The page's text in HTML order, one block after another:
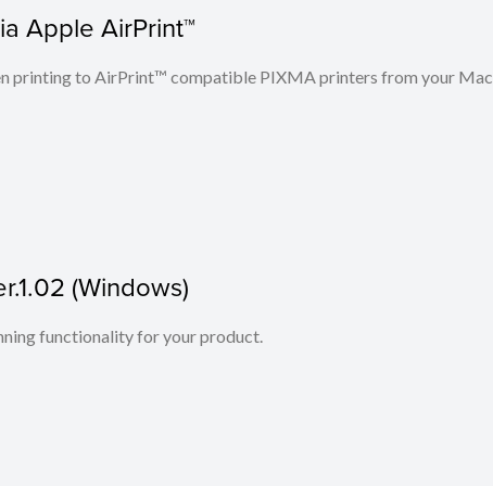
Apple AirPrint™
printing to AirPrint™ compatible PIXMA printers from your Mac
(Windows)
functionality for your product.